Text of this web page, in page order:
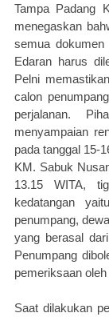
Tampa Padang
menegaskan
semua dokumen
Edaran harus
Pelni
calon
perjalanan.
menyampaian
pada tanggal 15-
KM. Sabuk
13.15 WITA,
kedatangan
penumpang,
yang berasal
Penumpang
pemeriksaan
Saat dilakukan